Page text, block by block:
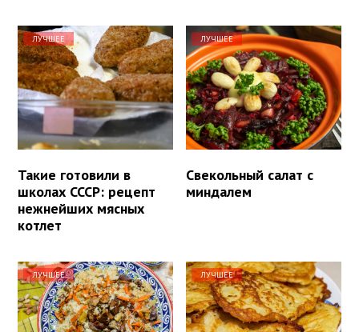
ЛУЧШЕЕ
Такие готовили в
школах СССР: рецепт
нежнейших мясных
котлет
ЛУЧШЕЕ
Свекольный салат с
миндалем
ЛУЧШЕЕ ЛУЧШЕЕ